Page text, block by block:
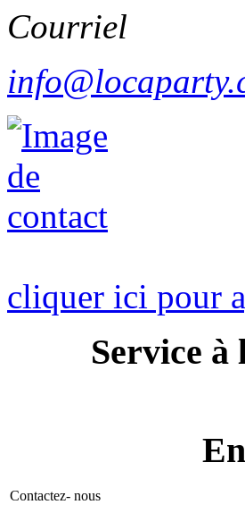
Courriel
cliquer ici pour
Service à
Contactez- nous